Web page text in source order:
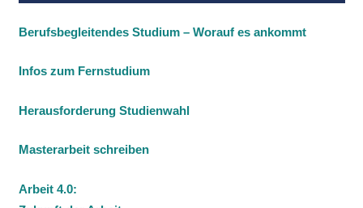
Berufsbegleitendes Studium – Worauf es ankommt
Infos zum Fernstudium
Herausforderung Studienwahl
Masterarbeit schreiben
Arbeit 4.0: